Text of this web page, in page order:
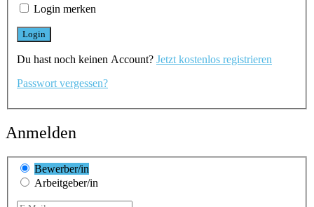
Login merken
Du hast noch keinen Account? Jetzt kostenlos registrieren
Passwort vergessen?
Anmelden
Bewerber/in
Arbeitgeber/in